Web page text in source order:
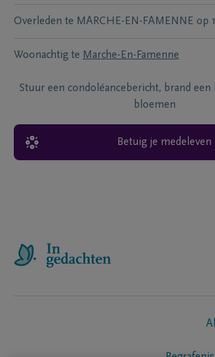
Overleden te MARCHE-EN-FAMENNE op
Woonachtig te Marche-En-Famenne
Stuur een condoléancebericht, brand een
bloemen
Betuig je medeleven